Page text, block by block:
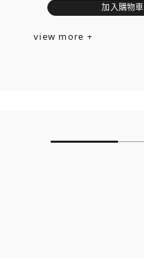
加入購物車
view more +